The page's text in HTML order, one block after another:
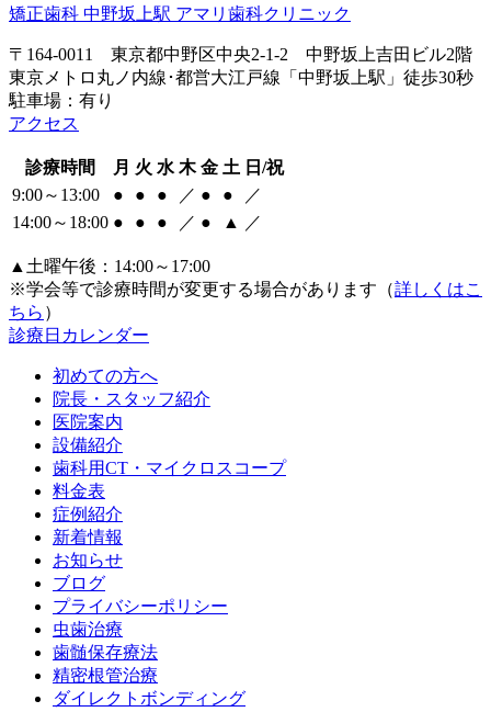
〒164-0011 東京都中野区中央2-1-2 中野坂上吉田ビル2階
東京メトロ丸ノ内線･都営大江戸線「中野坂上駅」徒歩30秒
駐車場：有り
アクセス
診療時間 月 火 水 木 金 土 日/祝
9:00～13:00
● ● ● ／ ● ●
／
14:00～18:00 ● ● ● ／ ● ▲ ／
▲土曜午後：14:00～17:00
※学会等で診療時間が変更する場合があります（詳しくはこ
ちら ）
診療日カレンダー
初めての方へ
院長・スタッフ紹介
医院案内
設備紹介
歯科用CT・マイクロスコープ
料金表
症例紹介
新着情報
お知らせ
ブログ
プライバシーポリシー
虫歯治療
歯髄保存療法
精密根管治療
ダイレクトボンディング